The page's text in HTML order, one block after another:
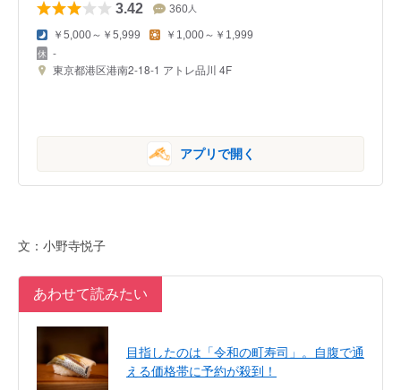
3.42 360人
￥5,000～￥5,999 ￥1,000～￥1,999
-
東京都港区港南2-18-1 アトレ品川 4F
アプリで開く
文：小野寺悦子
あわせて読みたい
目指したのは「令和の町寿司」。自腹で通
える価格帯に予約が殺到！